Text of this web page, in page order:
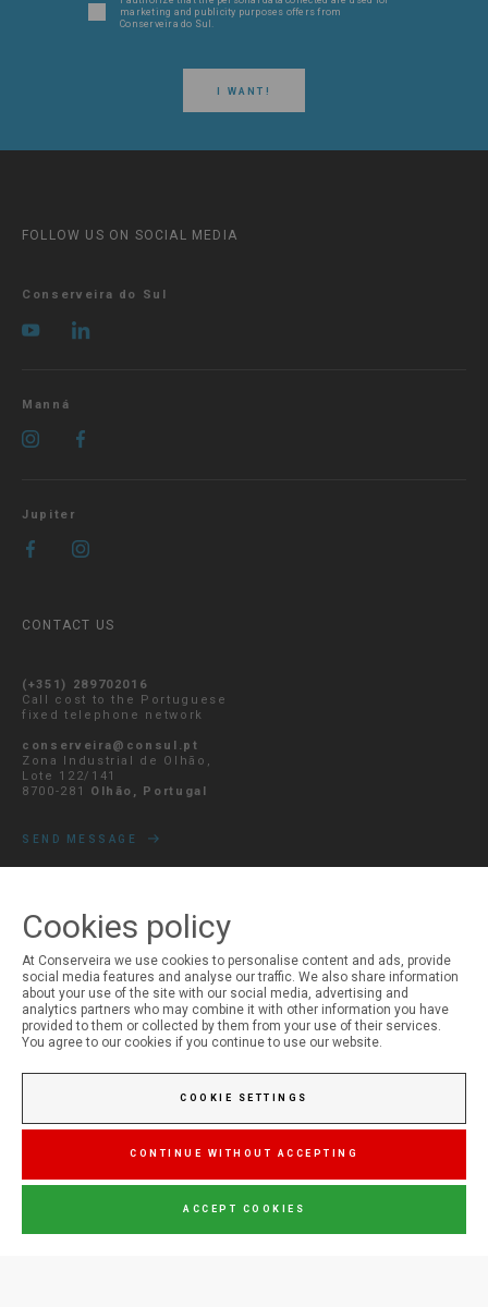
I WANT!
marketing and publicity purposes offers from
Conserveira do Sul.
FOLLOW US ON SOCIAL MEDIA
Conserveira do Sul
Manná
Jupiter
CONTACT US
(+351) 289702016
Call cost to the Portuguese
fixed telephone network
conserveira@consul.pt
Zona Industrial de Olhão,
Lote 122/141
8700-281 Olhão, Portugal
SEND MESSAGE
Login
Registration
Cookies policy
At Conserveira we use cookies to personalise content and ads, provide
social media features and analyse our traffic. We also share information
about your use of the site with our social media, advertising and
analytics partners who may combine it with other information you have
provided to them or collected by them from your use of their services.
You agree to our cookies if you continue to use our website.
COOKIE SETTINGS
CONTINUE WITHOUT ACCEPTING
ACCEPT COOKIES